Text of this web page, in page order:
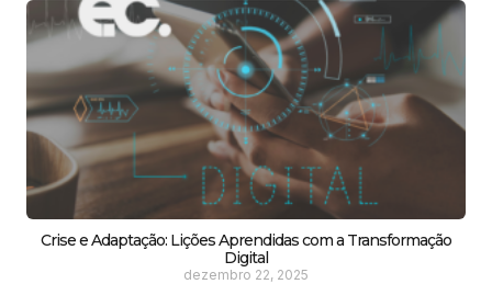
Crise e Adaptação: Lições Aprendidas com a Transformação
Digital
dezembro 22, 2025